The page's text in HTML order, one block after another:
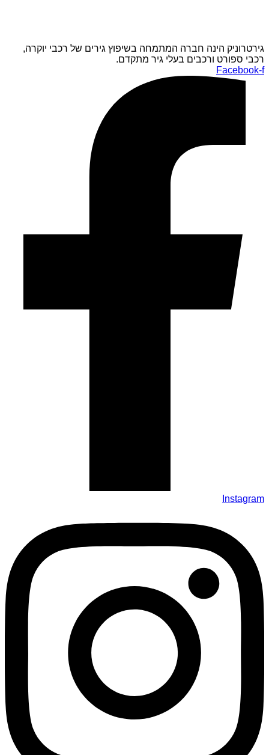
גירטרוניק הינה חברה המתמחה בשיפוץ גירים של רכבי יוקרה,
רכבי ספורט ורכבים בעלי גיר מתקדם.
Facebook-f
Instagram